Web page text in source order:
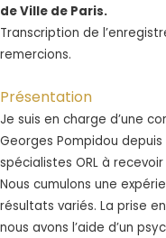
de Ville de Paris.
Transcription de
remercions.
Présentation
Je suis en charge d’une
Georges Pompidou
spécialistes ORL à
Nous cumulons une
résultats variés. La prise
nous avons l’aide d’un